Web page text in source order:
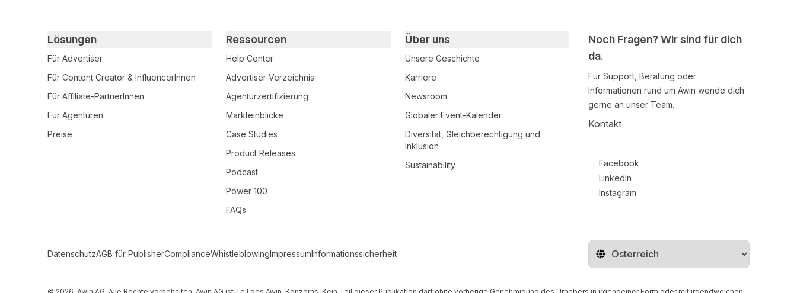
Region ändern
Noch Fragen? Wir sind für dich
da.
Für Support, Beratung oder
Informationen rund um Awin wende dich
gerne an unser Team.
Kontakt
Facebook
LinkedIn
Instagram
Primary footer navigation
Lösungen
Für Advertiser
Für Content Creator & InfluencerInnen
Für Affiliate-PartnerInnen
Für Agenturen
Preise
Ressourcen
Help Center
Advertiser-Verzeichnis
Agenturzertifizierung
Markteinblicke
Case Studies
Product Releases
Podcast
Power 100
FAQs
Über uns
Unsere Geschichte
Karriere
Newsroom
Globaler Event-Kalender
Diversität, Gleichberechtigung und
Inklusion
Sustainability
Secondary Footer Navigation
DatenschutzAGB für PublisherComplianceWhistleblowingImpressumInformationssicherheit